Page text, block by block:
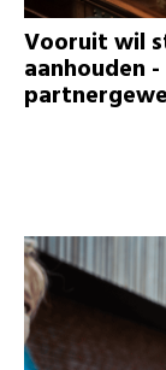
Vooruit wil
aanhouden